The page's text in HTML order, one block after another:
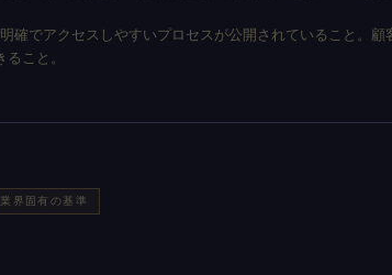
確でアクセスしやすいプロセスが公開されていること。
こと。
業界固有の基準